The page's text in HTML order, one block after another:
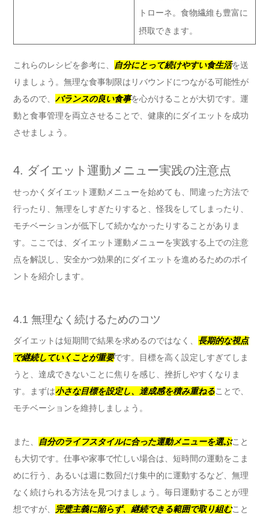
トローネ。食物繊維も豊富に
摂取できます。
これらのレシピを参考に、 自分にとって続けやすい食生活を送
りましょう。無理な食事制限はリバウンドにつながる可能性が
あるので、 バランスの良い食事を心がけることが大切です。運
動と食事管理を両立させることで、健康的にダイエットを成功
させましょう。
4. ダイエット運動メニュー実践の注意点
せっかくダイエット運動メニューを始めても、間違った方法で
行ったり、無理をしすぎたりすると、怪我をしてしまったり、
モチベーションが低下して続かなかったりすることがありま
す。ここでは、ダイエット運動メニューを実践する上での注意
点を解説し、安全かつ効果的にダイエットを進めるためのポイ
ントを紹介します。
4.1 無理なく続けるためのコツ
ダイエットは短期間で結果を求めるのではなく、 長期的な視点
で継続していくことが重要です。目標を高く設定しすぎてしま
うと、達成できないことに焦りを感じ、挫折しやすくなりま
す。まずは小さな目標を設定し、達成感を積み重ねることで、
モチベーションを維持しましょう。
また、 自分のライフスタイルに合った運動メニューを選ぶこと
も大切です。仕事や家事で忙しい場合は、短時間の運動をこま
めに行う、あるいは週に数回だけ集中的に運動するなど、無理
なく続けられる方法を見つけましょう。毎日運動することが理
想ですが、
完璧主義に陥らず、継続できる範囲で取り組むこと